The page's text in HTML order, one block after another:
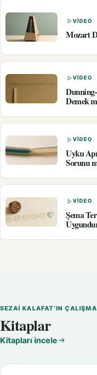
VIDEO
Mozart
VIDEO
Demek
VIDEO
Uyku
Sorunu
VIDEO
Şema
SEZAI KALAFAT’IN
Kitaplar
Kitapları incele